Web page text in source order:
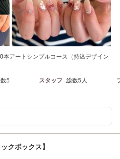
アートシンプルコース（持込デザイン
5 スタッフ 総数5人
クボックス】